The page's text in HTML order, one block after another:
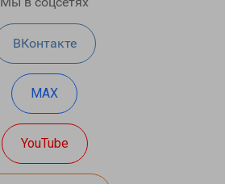
ВКонтакте
MAX
YouTube